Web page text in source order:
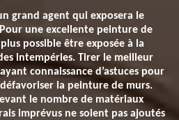
grand agent qui exposera le
une excellente peinture de
possible être exposée à la
intempéries. Tirer le meilleur
connaissance d’astuces pour
la peinture de murs.
le nombre de matériaux
imprévus ne soient pas ajoutés